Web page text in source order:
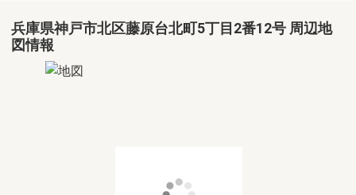
兵庫県神戸市北区藤原台北町5丁目2番12号 周辺地
図情報